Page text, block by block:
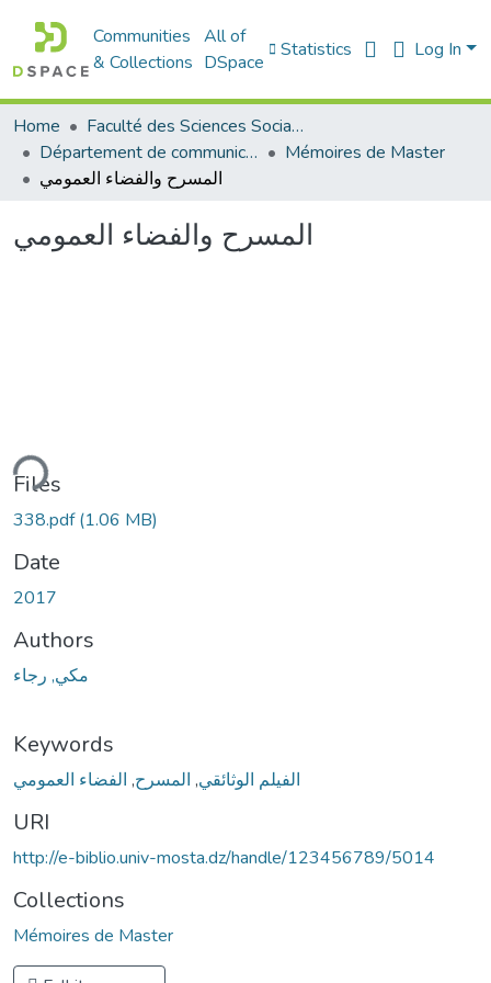
Communities
& Collections
All of
DSpace
Statistics Log In
Home
Faculté des Sciences Sociales
Département de communication
Mémoires de Master
المسرح والفضاء العمومي
المسرح والفضاء العمومي
Files
338.pdf(1.06 MB)
Date
2017
Authors
مكي, رجاء
Keywords
الفيلم الوثائقي, المسرح, الفضاء العمومي
URI
http://e-biblio.univ-mosta.dz/handle/123456789/5014
Collections
Mémoires de Master